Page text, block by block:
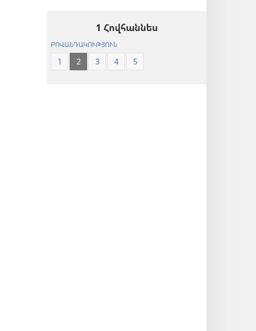
տալ
1 Հովհաննես
ԲՈՎԱՆԴԱԿՈՒԹՅՈՒՆ
1 2 3 4 5